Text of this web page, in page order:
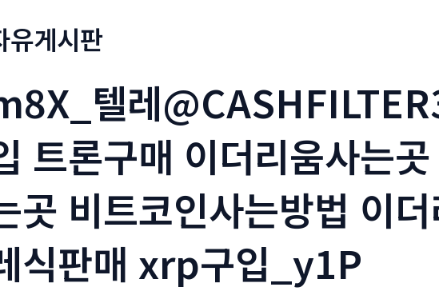
유게시판
텔레
트론구매 이더리움사는
곳 비트코인사는방법 이
식판매 xrp구입_y1P